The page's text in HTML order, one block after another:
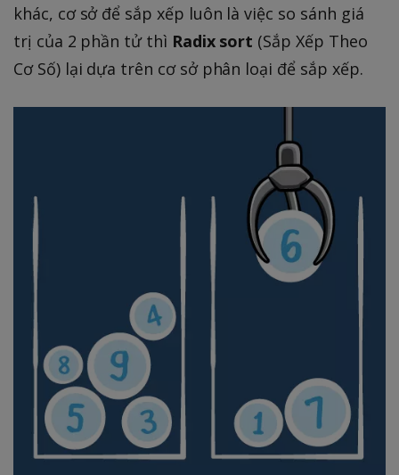
khác, cơ sở để sắp xếp luôn là việc so sánh giá
trị của 2 phần tử thì Radix sort (Sắp Xếp Theo
Cơ Số) lại dựa trên cơ sở phân loại để sắp xếp.